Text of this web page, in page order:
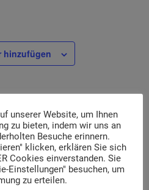
hinzufügen
unserer Website, um Ihnen
zu bieten, indem wir uns an
Besuche erinnern.
klicken, erklären Sie sich
Cookies einverstanden. Sie
Einstellungen" besuchen, um
zu erteilen.